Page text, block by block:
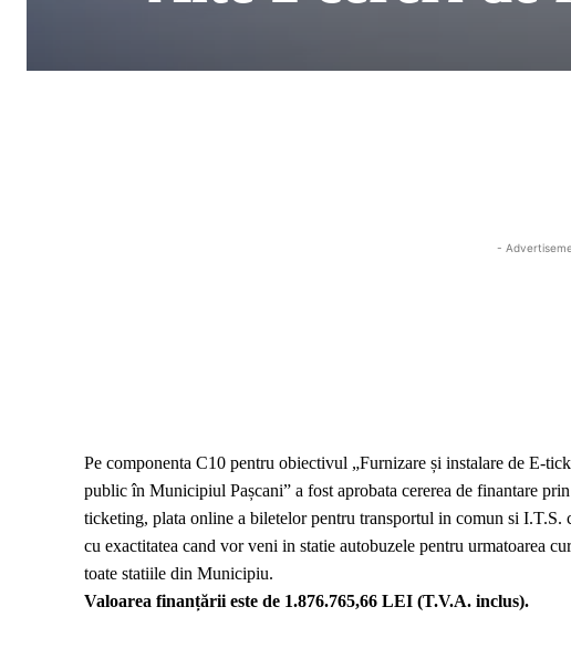
-
Pe componenta C10 pentru obiectivul „Furnizare și instalare de E-
public în Municipiul Pașcani” a fost aprobata cererea de finantare
ticketing, plata online a biletelor pentru transportul in comun si
cu exactitatea cand vor veni in statie autobuzele pentru urmatoarea
toate statiile din Municipiu.
Valoarea finanțării este de 1.876.765,66 LEI (T.V.A. inclus).